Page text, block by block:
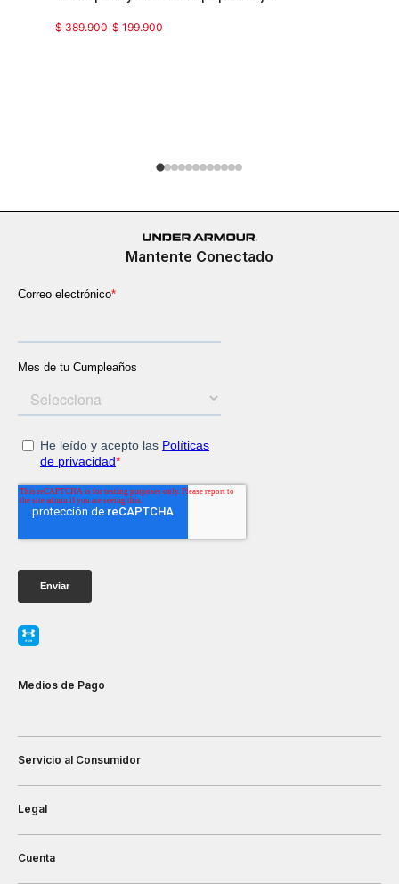
$ 199.900
$ 389.900
Mantente Conectado
Medios de Pago
Servicio al Consumidor
Legal
Cuenta